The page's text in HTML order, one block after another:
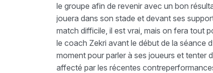
le groupe afin de revenir avec un bon
jouera dans son stade et devant ses
match difficile, il est vrai, mais on fera tout
le coach Zekri avant le début de la séance
moment pour parler à ses joueurs et tenter
affecté par les récentes